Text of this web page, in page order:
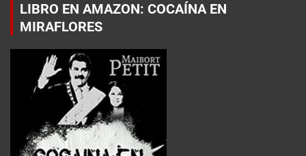
LIBRO EN AMAZON: COCAÍNA EN
MIRAFLORES